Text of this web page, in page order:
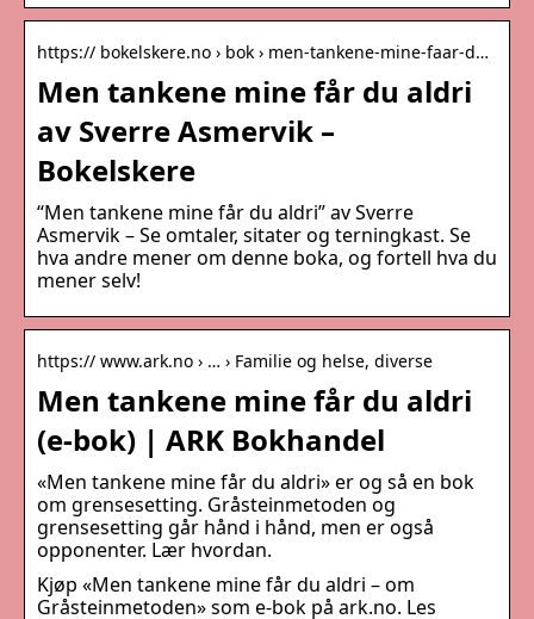
https:// bokelskere.no › bok › men-tankene-mine-faar-d…
Men tankene mine får du aldri
av Sverre Asmervik –
Bokelskere
“Men tankene mine får du aldri” av Sverre
Asmervik – Se omtaler, sitater og terningkast. Se
hva andre mener om denne boka, og fortell hva du
mener selv!
https:// www.ark.no › … › Familie og helse, diverse
Men tankene mine får du aldri
(e-bok) | ARK Bokhandel
«Men tankene mine får du aldri» er og så en bok
om grensesetting. Gråsteinmetoden og
grensesetting går hånd i hånd, men er også
opponenter. Lær hvordan.
Kjøp «Men tankene mine får du aldri – om
Gråsteinmetoden» som e-bok på ark.no. Les